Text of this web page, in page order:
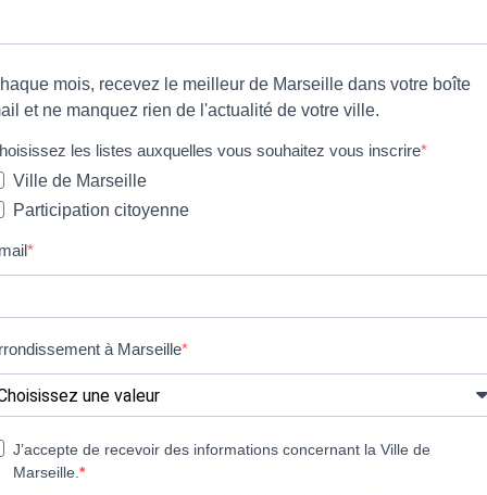
mois, recevez le meilleur de Marseille dans votre boîte
et ne manquez rien de l'actualité de votre ville.
les listes auxquelles vous souhaitez vous inscrire
Ville de Marseille
Participation citoyenne
à Marseille
J’accepte de recevoir des informations concernant la Ville de
Marseille.